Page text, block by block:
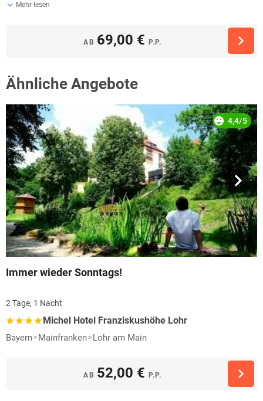
Mehr lesen
AB 69,00 € P.P.
Ähnliche Angebote
4,4/5
Immer wieder Sonntags!
2 Tage, 1 Nacht
Michel Hotel Franziskushöhe Lohr
Bayern Mainfranken Lohr am Main
AB 52,00 € P.P.